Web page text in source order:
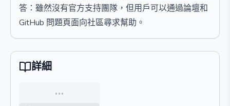
答：雖然沒有官方支持團隊，但用戶可以通過論壇和
GitHub 問題頁面向社區尋求幫助。
詳細
…